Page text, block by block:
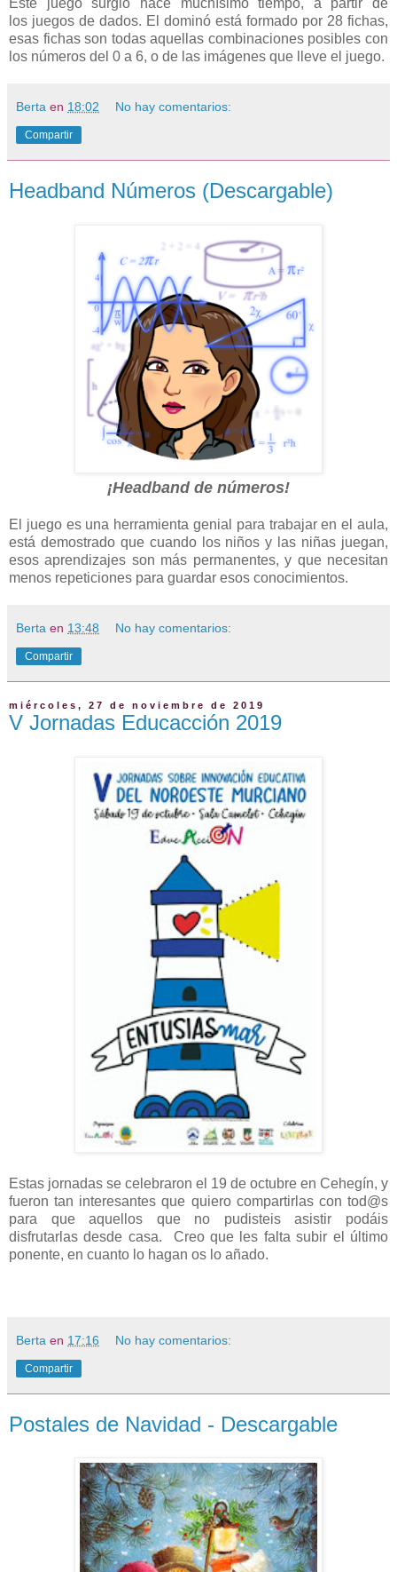
Este juego surgió hace muchísimo tiempo, a partir de
los juegos de dados. El dominó está formado por 28 fichas,
esas fichas son todas aquellas combinaciones posibles con
los números del 0 a 6, o de las imágenes que lleve el juego.
Berta en 18:02 No hay comentarios:
Compartir
Headband Números (Descargable)
¡Headband de números!
El juego es una herramienta genial para trabajar en el aula,
está demostrado que cuando los niños y las niñas juegan,
esos aprendizajes son más permanentes, y que necesitan
menos repeticiones para guardar esos conocimientos.
Berta en 13:48 No hay comentarios:
Compartir
miércoles, 27 de noviembre de 2019
V Jornadas Educacción 2019
Estas jornadas se celebraron el 19 de octubre en Cehegín, y
fueron tan interesantes que quiero compartirlas con tod@s
para que aquellos que no pudisteis asistir podáis
disfrutarlas desde casa. Creo que les falta subir el último
ponente, en cuanto lo hagan os lo añado.
Berta en 17:16 No hay comentarios:
Compartir
Postales de Navidad - Descargable